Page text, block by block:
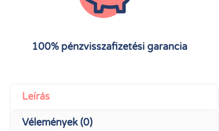
100% pénzvisszafizetési garancia
Leírás
Vélemények (0)